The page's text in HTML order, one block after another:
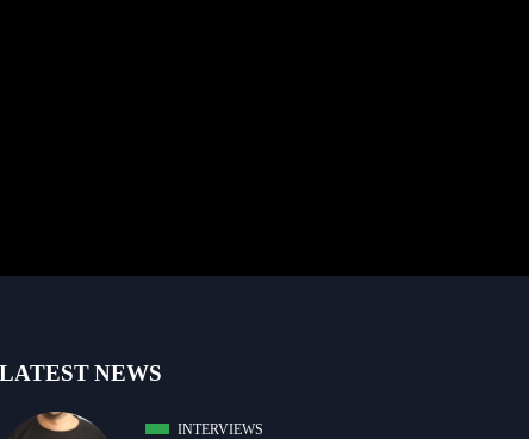
LATEST NEWS
INTERVIEWS